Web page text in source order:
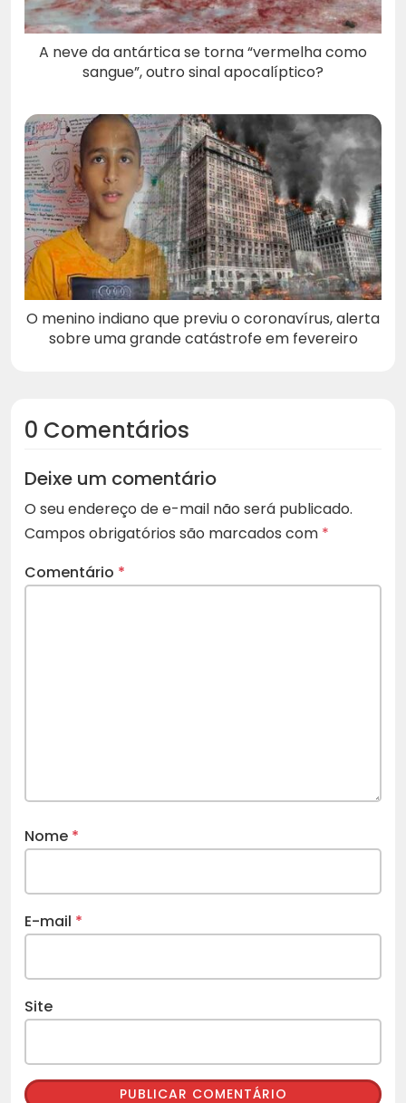
A neve da antártica se torna “vermelha como
sangue”, outro sinal apocalíptico?
O menino indiano que previu o coronavírus, alerta
sobre uma grande catástrofe em fevereiro
0 Comentários
Deixe um comentário
O seu endereço de e-mail não será publicado.
Campos obrigatórios são marcados com *
Comentário *
Nome *
E-mail *
Site